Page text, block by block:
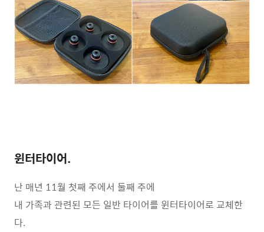
윈터타이어.
난 매년 11월 첫째 주에서 둘째 주에
내 가족과 관련된 모든 일반 타이어를 윈터타이어로 교체한
다.